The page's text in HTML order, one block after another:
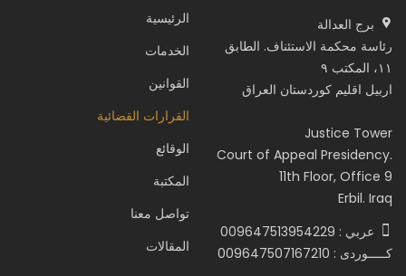
برج العدالة
رئاسة محكمة الاستئناف. الطابق
١١، المكتب ٩
اربيل اقليم كوردستان العراق
Justice Tower
Court of Appeal Presidency.
11th Floor, Office 9
Erbil. Iraq
عربي : 009647513954229
كـــــوردى : 009647507167210
الرئيسية
الخدمات
القوانين
القرارات القضائية
الوقائع
المكتبة
تواصل معنا
المقالات